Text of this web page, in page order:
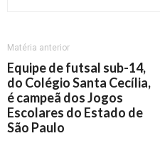
Matéria anterior
Equipe de futsal sub-14,
do Colégio Santa Cecília,
é campeã dos Jogos
Escolares do Estado de
São Paulo